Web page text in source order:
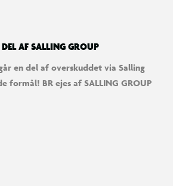
AF SALLING GROUP
en del af overskuddet via Salling
formål! BR ejes af SALLING GROUP